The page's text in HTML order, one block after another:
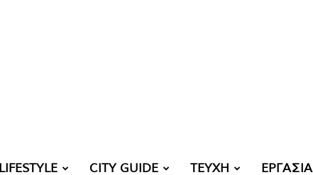
LIFESTYLE CITY GUIDE ΤΕΥΧΗ ΕΡΓΑΣΙΑ